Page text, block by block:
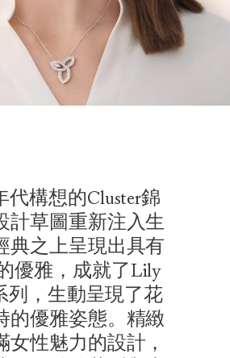
代構想的Cluster錦
計草圖重新注入生
典之上呈現出具有
優雅，成就了Lily
列，生動呈現了花
的優雅姿態。精緻
女性魅力的設計，